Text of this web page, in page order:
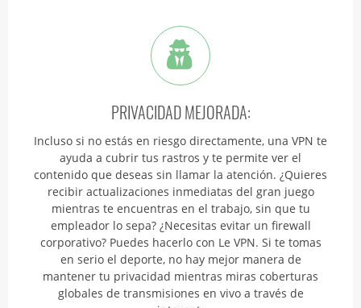
PRIVACIDAD MEJORADA:
Incluso si no estás en riesgo directamente, una VPN te
ayuda a cubrir tus rastros y te permite ver el
contenido que deseas sin llamar la atención. ¿Quieres
recibir actualizaciones inmediatas del gran juego
mientras te encuentras en el trabajo, sin que tu
empleador lo sepa? ¿Necesitas evitar un firewall
corporativo? Puedes hacerlo con Le VPN. Si te tomas
en serio el deporte, no hay mejor manera de
mantener tu privacidad mientras miras coberturas
globales de transmisiones en vivo a través de